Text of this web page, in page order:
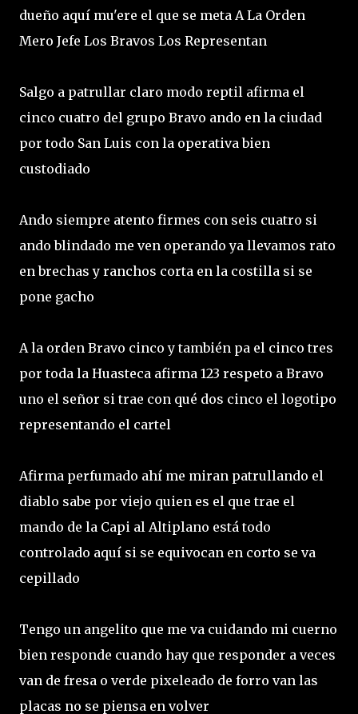
dueño aquí mu'ere el que se meta A La Orden
Mero Jefe Los Bravos Los Representan
Salgo a patrullar claro modo reptil afirma el
cinco cuatro del grupo Bravo ando en la ciudad
por todo San Luis con la operativa bien
custodiado
Ando siempre atento firmes con seis cuatro si
ando blindado me ven operando ya llevamos rato
en brechas y ranchos corta en la costilla si se
pone gacho
A la orden Bravo cinco y también pa el cinco tres
por toda la Huasteca afirma 123 respeto a Bravo
uno el señor si trae con qué dos cinco el logotipo
representando el cartel
Afirma perfumado ahí me miran patrullando el
diablo sabe por viejo quien es el que trae el
mando de la Capi al Altiplano está todo
controlado aquí si se equivocan en corto se va
cepillado
Tengo un angelito que me va cuidando mi cuerno
bien responde cuando hay que responder a veces
van de fresa o verde pixeleado de forro van las
placas no se piensa en volver